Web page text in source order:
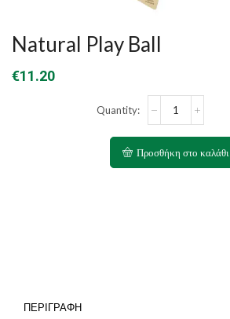
Natural Play Ball
€11.20
Προσθήκη στο καλάθι
ΠΕΡΙΓΡΑΦΉ